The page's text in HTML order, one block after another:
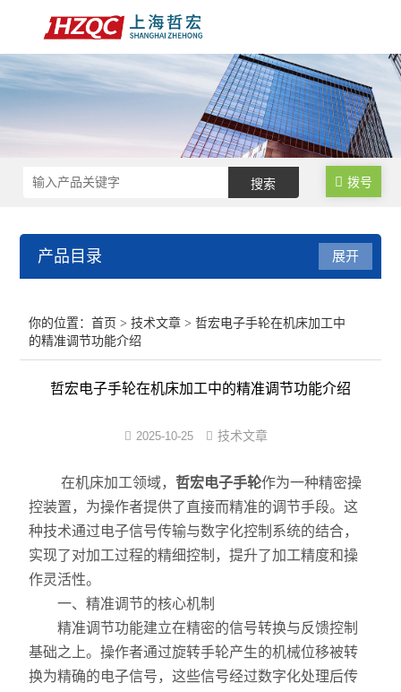
拨号
产品目录
数控电气柜
电子手轮
注塑式系统线束
立式多级离心泵
集成模组
发那科电抗器
耐油特种电缆系列
数控连接器
中心出水
展开
你的位置：首页 >技术文章 > 哲宏电子手轮在机床加工中
的精准调节功能介绍
哲宏电子手轮在机床加工中的精准调节功能介绍
2025-10-25 技术文章
在机床加工领域， 哲宏电子手轮作为一种精密操
控装置，为操作者提供了直接而精准的调节手段。这
种技术通过电子信号传输与数字化控制系统的结合，
实现了对加工过程的精细控制，提升了加工精度和操
作灵活性。
一、精准调节的核心机制
精准调节功能建立在精密的信号转换与反馈控制
基础之上。操作者通过旋转手轮产生的机械位移被转
换为精确的电子信号，这些信号经过数字化处理后传